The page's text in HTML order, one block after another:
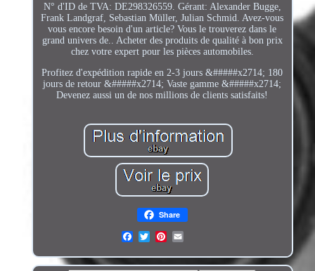
N° d'ID de TVA: DE298326559. Gérant: Alexander Bugge,
Frank Landgraf, Sebastian Müller, Julian Schmid. Avez-vous
vous encore besoin d'un article? Vous le trouverez dans le
grand univers de.. Acheter des produits de qualité à bon prix
chez votre expert pour les pièces automobiles.
Profitez d'expédition rapide en 2-3 jours &#####x2714; 180
jours de retour &#####x2714; Vaste gamme &#####x2714;
Devenez aussi un de nos millions de clients satisfaits!
Share